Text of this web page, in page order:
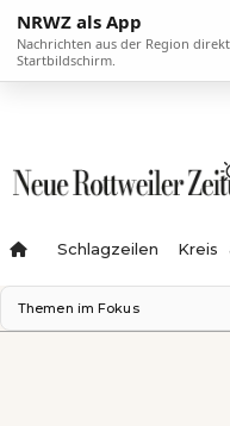
NRWZ als App
Nachrichten aus der Region
Startbildschirm.
Schlagzeilen Kreis
Themen im Fokus